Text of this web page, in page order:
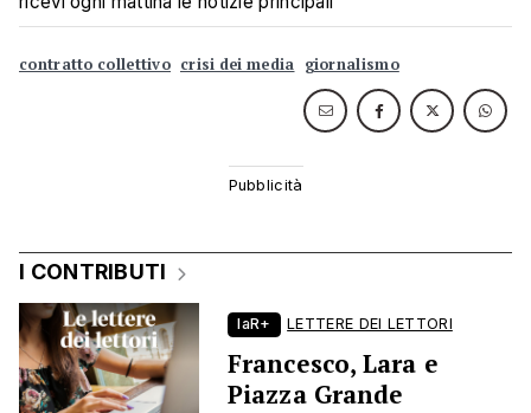
contratto collettivo crisi dei media giornalismo
I CONTRIBUTI
laR+ LETTERE DEI LETTORI
Francesco, Lara e
Piazza Grande